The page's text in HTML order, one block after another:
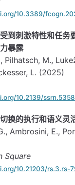
10.3389/
到刺激特性和任务
暴露
Pilhatsch, M.,
L. (2025)
10.2139/
换的执行和语义灵
Ambrosini, E.,
Square
10.21203/rs.3.rs-